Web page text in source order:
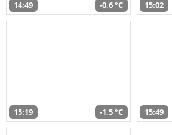
14:49 -0,6 °C 15:02
15:19 -1,5 °C 15:49